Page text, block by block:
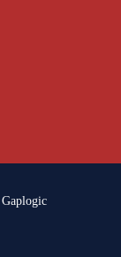
Gaplogic